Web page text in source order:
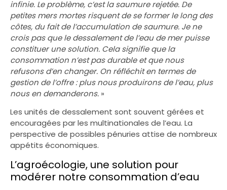
infinie. Le problème, c’est la saumure rejetée. De
petites mers mortes risquent de se former le long des
côtes, du fait de l’accumulation de saumure. Je ne
crois pas que le dessalement de l’eau de mer puisse
constituer une solution. Cela signifie que la
consommation n’est pas durable et que nous
refusons d’en changer. On réfléchit en termes de
gestion de l’offre : plus nous produirons de l’eau, plus
nous en demanderons. »
Les unités de dessalement sont souvent gérées et
encouragées par les multinationales de l’eau. La
perspective de possibles pénuries attise de nombreux
appétits économiques.
L’agroécologie, une solution pour
modérer notre consommation d’eau